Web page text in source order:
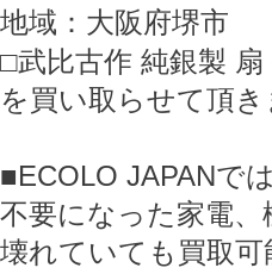
地域：大阪府堺市
□武比古作 純銀製 扇
を買い取らせて頂き
■ECOLO JAPANで
不要になった家電
壊れていても買取